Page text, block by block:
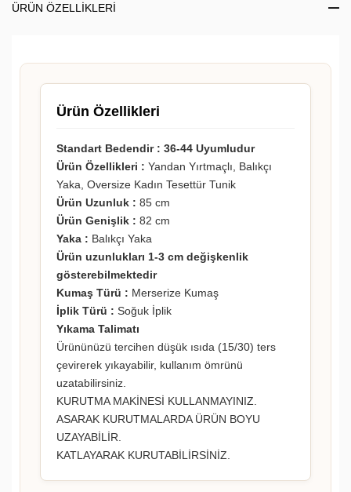
ÜRÜN ÖZELLIKLERI
Ürün Özellikleri
Standart Bedendir : 36-44 Uyumludur
Ürün Özellikleri : Yandan Yırtmaçlı, Balıkçı
Yaka, Oversize Kadın Tesettür Tunik
Ürün Uzunluk : 85 cm
Ürün Genişlik : 82 cm
Yaka : Balıkçı Yaka
Ürün uzunlukları 1-3 cm değişkenlik
gösterebilmektedir
Kumaş Türü : Merserize Kumaş
İplik Türü : Soğuk İplik
Yıkama Talimatı
Ürününüzü tercihen düşük ısıda (15/30) ters
çevirerek yıkayabilir, kullanım ömrünü
uzatabilirsiniz.
KURUTMA MAKİNESİ KULLANMAYINIZ.
ASARAK KURUTMALARDA ÜRÜN BOYU
UZAYABİLİR.
KATLAYARAK KURUTABİLİRSİNİZ.